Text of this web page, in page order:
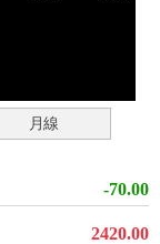
月線
-70.00
2420.00